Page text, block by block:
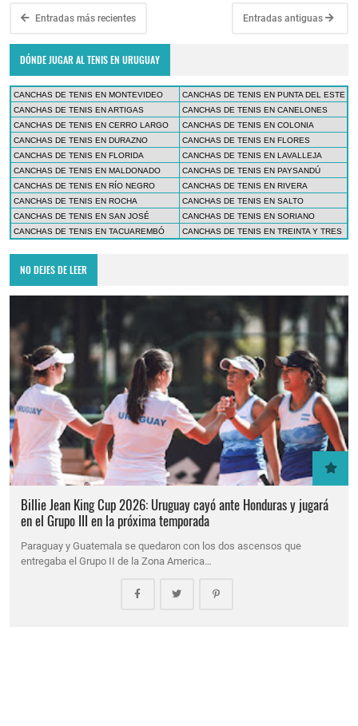
Entradas más recientes Entradas antiguas
DÓNDE JUGAR AL TENIS EN URUGUAY
CANCHAS DE TENIS EN MONTEVIDEO
CANCHAS DE TENIS EN PUNTA DEL ESTE
CANCHAS DE TENIS EN ARTIGAS
CANCHAS DE TENIS EN CANELONES
CANCHAS DE TENIS EN CERRO LARGO
CANCHAS DE TENIS EN COLONIA
CANCHAS DE TENIS EN DURAZNO
CANCHAS DE TENIS EN FLORES
CANCHAS DE TENIS EN FLORIDA
CANCHAS DE TENIS EN LAVALLEJA
CANCHAS DE TENIS EN MALDONADO
CANCHAS DE TENIS EN PAYSANDÚ
CANCHAS DE TENIS EN RÍO NEGRO
CANCHAS DE TENIS EN RIVERA
CANCHAS DE TENIS EN ROCHA
CANCHAS DE TENIS EN SALTO
CANCHAS DE TENIS EN SAN JOSÉ
CANCHAS DE TENIS EN SORIANO
CANCHAS DE TENIS EN TACUAREMBÓ
CANCHAS DE TENIS EN TREINTA Y TRES
NO DEJES DE LEER
Billie Jean King Cup 2026: Uruguay cayó ante Honduras y jugará
en el Grupo III en la próxima temporada
Paraguay y Guatemala se quedaron con los dos ascensos que
entregaba el Grupo II de la Zona America…